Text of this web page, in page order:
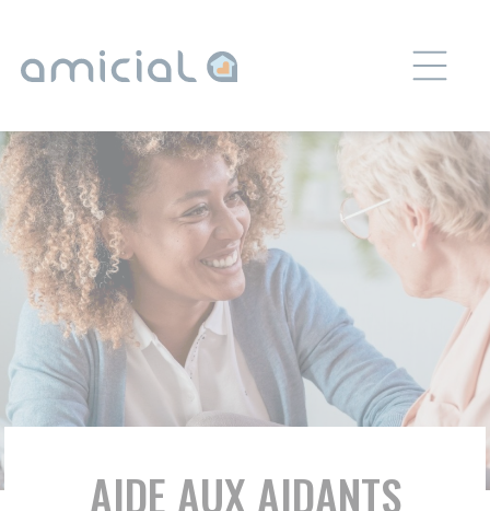
AIDE AUX AIDANTS
Être seul(e) face à la maladie ou le handicap